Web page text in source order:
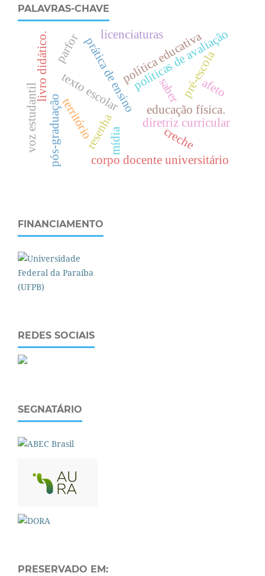
PALAVRAS-CHAVE
resenha
território diretriz curricular
prática de ensino
texto escolar políticas de avaliação
pós-graduação
saber
corpo docente universitário
política educativa
mídia
livro didático. licenciaturas
parfor
voz estudantil educação física.
pré-escola
creche
afeto
FINANCIAMENTO
REDES SOCIAIS
SEGNATÁRIO
PRESERVADO EM: